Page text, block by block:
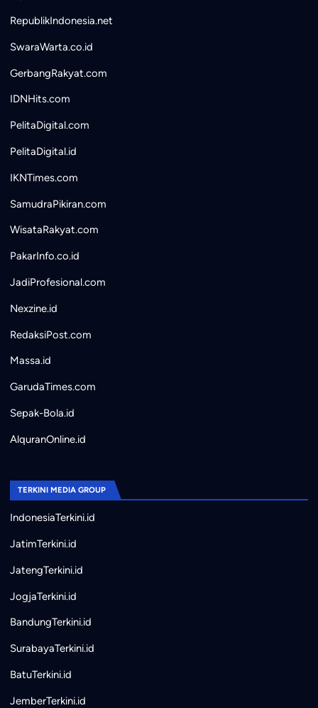
RepublikIndonesia.net
SwaraWarta.co.id
GerbangRakyat.com
IDNHits.com
PelitaDigital.com
PelitaDigital.id
IKNTimes.com
SamudraPikiran.com
WisataRakyat.com
PakarInfo.co.id
JadiProfesional.com
Nexzine.id
RedaksiPost.com
Massa.id
GarudaTimes.com
Sepak-Bola.id
AlquranOnline.id
TERKINI MEDIA GROUP
IndonesiaTerkini.id
JatimTerkini.id
JatengTerkini.id
JogjaTerkini.id
BandungTerkini.id
SurabayaTerkini.id
BatuTerkini.id
JemberTerkini.id